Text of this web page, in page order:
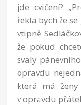
jde cvičení?
řekla bych že
vtipně
že pokud
svaly
opravdu
která má
v opravdu